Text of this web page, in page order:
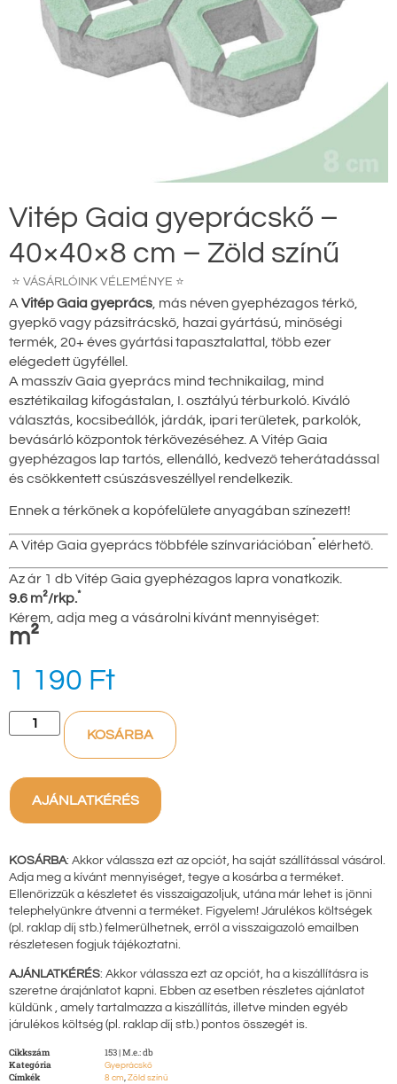
Vitép Gaia gyeprácskő –
40×40×8 cm – Zöld színű
⭐ VÁSÁRLÓINK VÉLEMÉNYE ⭐
A Vitép Gaia gyeprács , más néven gyephézagos térkő,
gyepkő vagy pázsitrácskő, hazai gyártású, minőségi
termék, 20+ éves gyártási tapasztalattal, több ezer
elégedett ügyféllel.
A masszív Gaia gyeprács mind technikailag, mind
esztétikailag kifogástalan, I. osztályú térburkoló. Kiváló
választás, kocsibeállók, járdák, ipari területek, parkolók,
bevásárló központok térkövezéséhez. A Vitép Gaia
gyephézagos lap tartós, ellenálló, kedvező teherátadással
és csökkentett csúszásveszéllyel rendelkezik.
Ennek a térkőnek a kopófelülete anyagában színezett!
A Vitép Gaia gyeprács többféle színvariációban* elérhető.
Az ár 1 db Vitép Gaia gyephézagos lapra vonatkozik.
9.6 m²/rkp.*
Kérem, adja meg a vásárolni kívánt mennyiséget:
m²
1 190 Ft
KOSÁRBA
AJÁNLATKÉRÉS
KOSÁRBA: Akkor válassza ezt az opciót, ha saját szállítással vásárol.
Adja meg a kívánt mennyiséget, tegye a kosárba a terméket.
Ellenőrizzük a készletet és visszaigazoljuk, utána már lehet is jönni
telephelyünkre átvenni a terméket. Figyelem! Járulékos költségek
(pl. raklap díj stb.) felmerülhetnek, erről a visszaigazoló emailben
részletesen fogjuk tájékoztatni.
AJÁNLATKÉRÉS: Akkor válassza ezt az opciót, ha a kiszállításra is
szeretne árajánlatot kapni. Ebben az esetben részletes ajánlatot
küldünk , amely tartalmazza a kiszállítás, illetve minden egyéb
járulékos költség (pl. raklap díj stb.) pontos összegét is.
Cikkszám
153 | M.e.: db
Kategória
Gyeprácskő
Címkék 8 cm, Zöld színű